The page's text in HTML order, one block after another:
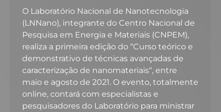
O Laboratório Nacional de Nanotecnologia
(LNNano), integrante do Centro Nacional de
Pesquisa em Energia e Materiais (CNPEM),
realiza a primeira edição do “Curso teórico e
demonstrativo de técnicas avançadas de
caracterização de nanomateriais“, entre
maio e agosto de 2021. O evento, totalmente
online, contará com especialistas e
pesquisadores do Laboratório para ministrar